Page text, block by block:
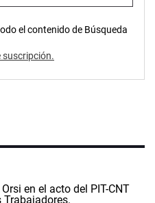
el contenido de Búsqueda
suscripción.